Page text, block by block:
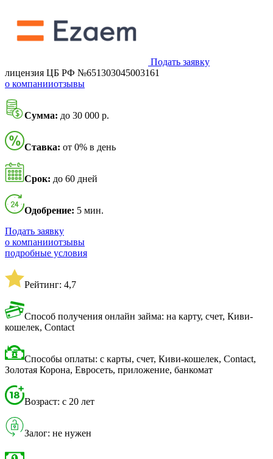
Подать заявку
лицензия ЦБ РФ №651303045003161
о компанииотзывы
Сумма: до 30 000 р.
Ставка: от 0% в день
Срок: до 60 дней
Одобрение: 5 мин.
Подать заявку
о компанииотзывы
подробные условия
Рейтинг: 4,7
Способ получения онлайн займа: на карту, счет, Киви-
кошелек, Contact
Способы оплаты: с карты, счет, Киви-кошелек, Contact,
Золотая Корона, Евросеть, приложение, банкомат
Возраст: с 20 лет
Залог: не нужен